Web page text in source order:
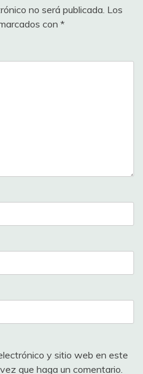
no será publicada. Los
con *
y sitio web en este
que haga un comentario.